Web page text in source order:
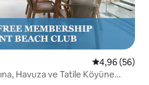
5 üzerinden
4,96 (56)
Havuza ve Tatile Köyüne